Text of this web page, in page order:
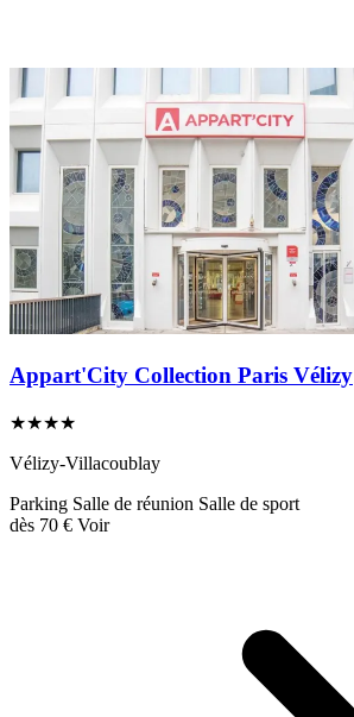
Appart'City Collection Paris Vélizy
★★★★
Vélizy-Villacoublay
Parking Salle de réunion Salle de sport
dès 70 € Voir